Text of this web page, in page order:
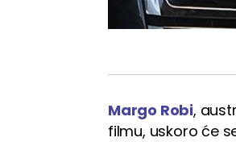
Margo Robi,
filmu, uskoro će